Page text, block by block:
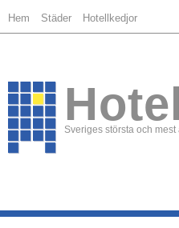
Hem Städer Hotellkedjor
Sveriges största och